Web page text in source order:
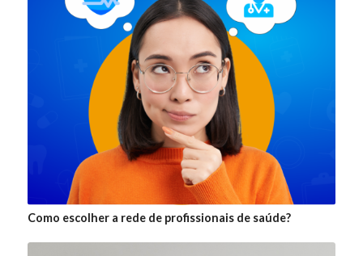
Como escolher a rede de profissionais de saúde?